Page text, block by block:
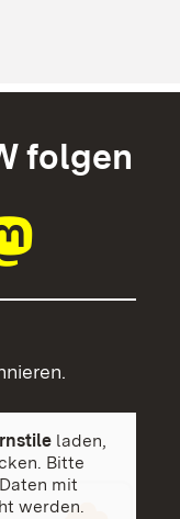
folgen
laden,
Bitte
mit
werden.